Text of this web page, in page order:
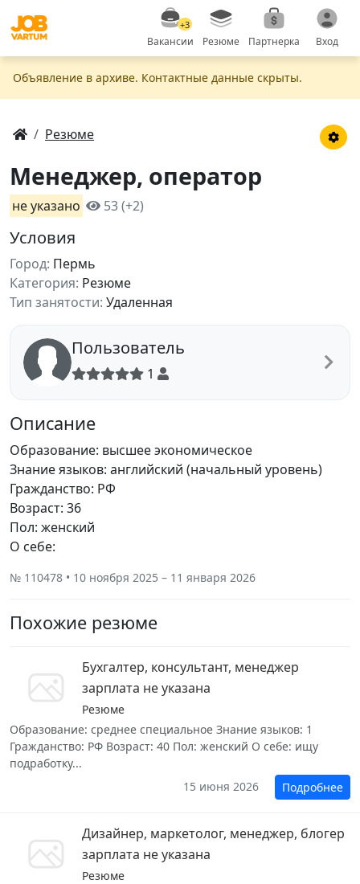
+3
Вакансии Резюме Партнерка Вход
Объявление в apxивe. Контактные данные скрыты.
Резюме
Менеджер, оператор
не указано 53 (+2)
Условия
Город: Пермь
Категория: Резюме
Тип занятости: Удаленная
Пользователь
1
Описание
Образование: высшее экономическое
Знание языков: английский (начальный уровень)
Гражданство: РФ
Возраст: 36
Пол: женский
О себе:
№ 110478 • 10 ноября 2025 – 11 января 2026
Похожие резюме
Бухгалтер, консультант, менеджер
зарплата не указана
Резюме
Образование: среднее специальное Знание языков: 1
Гражданство: РФ Возраст: 40 Пол: женский О себе: ищу
подработку...
15 июня 2026
Подробнее
Дизайнер, маркетолог, менеджер, блогер
зарплата не указана
Резюме